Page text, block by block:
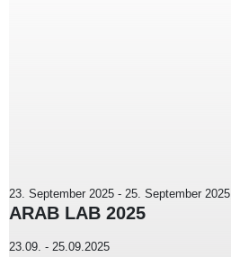
23. September 2025 - 25. September 2025
ARAB LAB 2025
23.09. - 25.09.2025